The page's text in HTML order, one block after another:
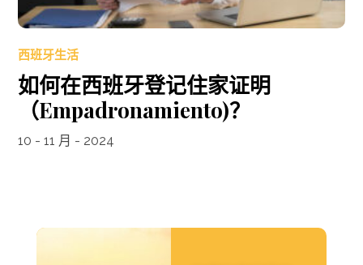
西班牙生活
如何在西班牙登记住家证明
（Empadronamiento)？
10 - 11 月 - 2024